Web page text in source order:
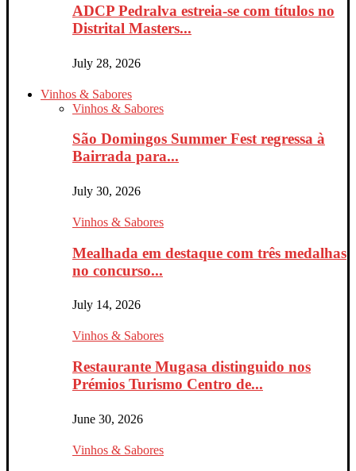
ADCP Pedralva estreia-se com títulos no
Distrital Masters...
July 28, 2026
Vinhos & Sabores
Vinhos & Sabores
São Domingos Summer Fest regressa à
Bairrada para...
July 30, 2026
Vinhos & Sabores
Mealhada em destaque com três medalhas
no concurso...
July 14, 2026
Vinhos & Sabores
Restaurante Mugasa distinguido nos
Prémios Turismo Centro de...
June 30, 2026
Vinhos & Sabores